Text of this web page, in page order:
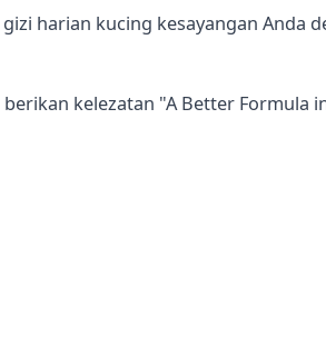
harian kucing kesayangan Anda
kelezatan "A Better Formula